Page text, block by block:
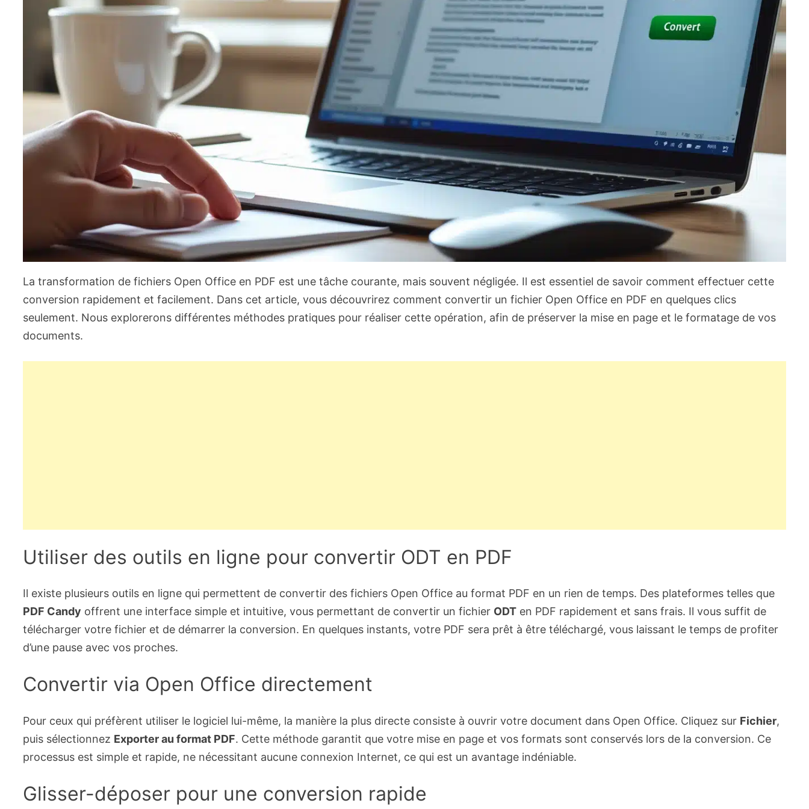
La transformation de fichiers Open Office en PDF est une tâche courante, mais souvent négligée. Il est essentiel de savoir comment effectuer cette
conversion rapidement et facilement. Dans cet article, vous découvrirez comment convertir un fichier Open Office en PDF en quelques clics
seulement. Nous explorerons différentes méthodes pratiques pour réaliser cette opération, afin de préserver la mise en page et le formatage de vos
documents.
Utiliser des outils en ligne pour convertir ODT en PDF
Il existe plusieurs outils en ligne qui permettent de convertir des fichiers Open Office au format PDF en un rien de temps. Des plateformes telles que
PDF Candy offrent une interface simple et intuitive, vous permettant de convertir un fichier ODT en PDF rapidement et sans frais. Il vous suffit de
télécharger votre fichier et de démarrer la conversion. En quelques instants, votre PDF sera prêt à être téléchargé, vous laissant le temps de profiter
d’une pause avec vos proches.
Convertir via Open Office directement
Pour ceux qui préfèrent utiliser le logiciel lui-même, la manière la plus directe consiste à ouvrir votre document dans Open Office. Cliquez sur Fichier,
puis sélectionnez Exporter au format PDF. Cette méthode garantit que votre mise en page et vos formats sont conservés lors de la conversion. Ce
processus est simple et rapide, ne nécessitant aucune connexion Internet, ce qui est un avantage indéniable.
Glisser-déposer pour une conversion rapide